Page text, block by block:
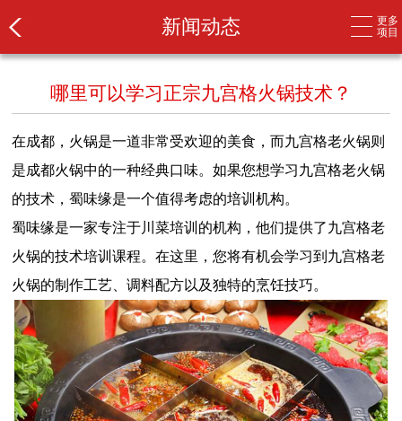
新闻动态
更多
项目
哪里可以学习正宗九宫格火锅技术？
在成都，火锅是一道非常受欢迎的美食，而九宫格老火锅则
是成都火锅中的一种经典口味。如果您想学习九宫格老火锅
的技术，蜀味缘是一个值得考虑的培训机构。
蜀味缘是一家专注于川菜培训的机构，他们提供了九宫格老
火锅的技术培训课程。在这里，您将有机会学习到九宫格老
火锅的制作工艺、调料配方以及独特的烹饪技巧。